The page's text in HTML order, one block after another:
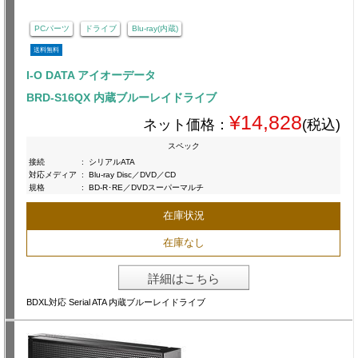
PCパーツ ドライブ Blu-ray(内蔵)
送料無料
I-O DATA アイオーデータ
BRD-S16QX 内蔵ブルーレイドライブ
ネット価格： ¥14,828(税込)
スペック
接続
:
シリアルATA
対応メディア
:
Blu-ray Disc／DVD／CD
規格
: BD-R･RE／DVDスーパーマルチ
在庫状況
在庫なし
詳細はこちら
BDXL対応 Serial ATA 内蔵ブルーレイドライブ